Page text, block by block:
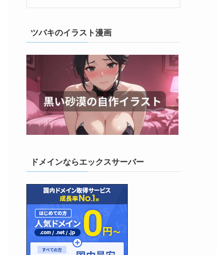
ツバキのイラスト漫画
ドメインならエックスサーバー